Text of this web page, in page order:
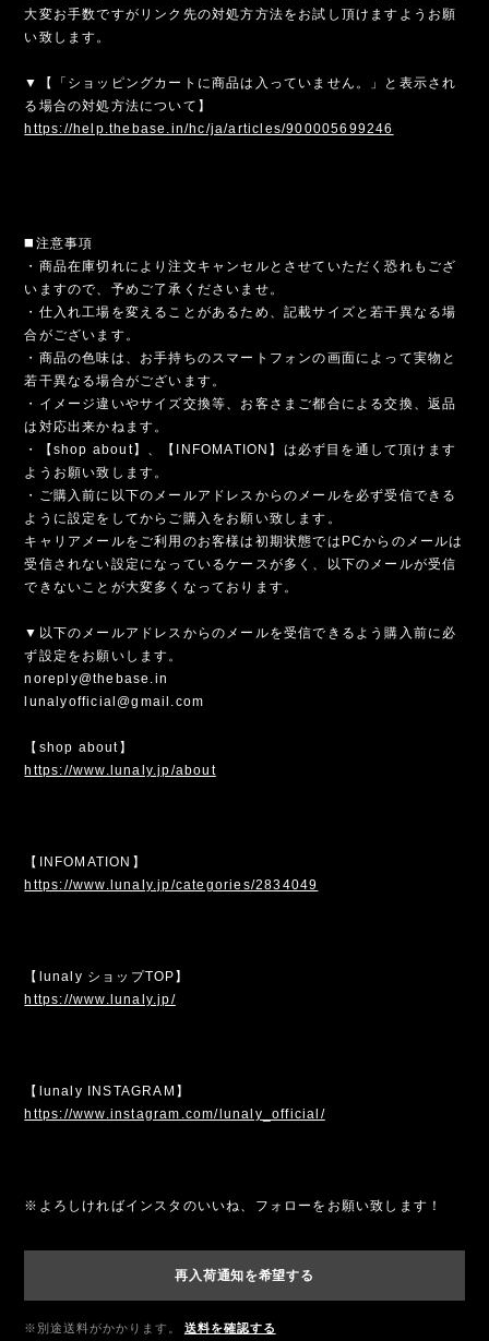
大変お手数ですがリンク先の対処方方法をお試し頂けますようお願
い致します。
▼【「ショッピングカートに商品は入っていません。」と表示され
る場合の対処方法について】
https://help.thebase.in/hc/ja/articles/900005699246
◼️注意事項
・商品在庫切れにより注文キャンセルとさせていただく恐れもござ
いますので、予めご了承くださいませ。
・仕入れ工場を変えることがあるため、記載サイズと若干異なる場
合がございます。
・商品の色味は、お手持ちのスマートフォンの画面によって実物と
若干異なる場合がございます。
・イメージ違いやサイズ交換等、お客さまご都合による交換、返品
は対応出来かねます。
・【shop about】、【INFOMATION】は必ず目を通して頂けます
ようお願い致します。
・ご購入前に以下のメールアドレスからのメールを必ず受信できる
ように設定をしてからご購入をお願い致します。
キャリアメールをご利用のお客様は初期状態ではPCからのメールは
受信されない設定になっているケースが多く、以下のメールが受信
できないことが大変多くなっております。
▼以下のメールアドレスからのメールを受信できるよう購入前に必
ず設定をお願いします。
noreply@thebase.in
lunalyofficial@gmail.com
【shop about】
https://www.lunaly.jp/about
【INFOMATION】
https://www.lunaly.jp/categories/2834049
【lunaly ショップTOP】
https://www.lunaly.jp/
【lunaly INSTAGRAM】
https://www.instagram.com/lunaly_official/
※よろしければインスタのいいね、フォローをお願い致します！
再入荷通知を希望する
※別途送料がかかります。
送料を確認する